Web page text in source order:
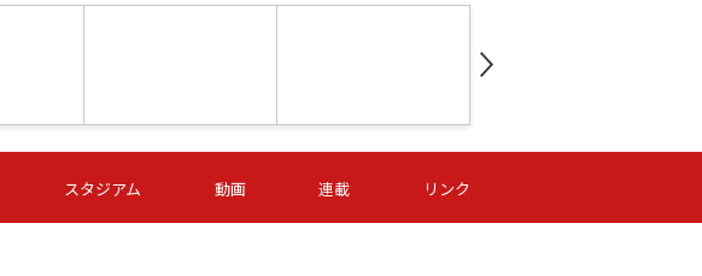
第16節 09/06 (日) 15:00
-
第16節 09/06 (日) 15:00
- -
スタジアム 動画 連載 リンク